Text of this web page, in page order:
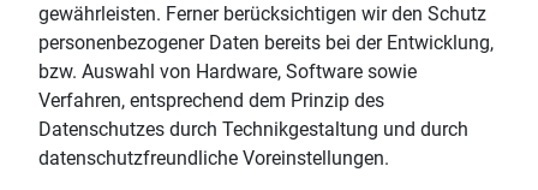
gewährleisten. Ferner berücksichtigen wir den Schutz
personenbezogener Daten bereits bei der Entwicklung,
bzw. Auswahl von Hardware, Software sowie
Verfahren, entsprechend dem Prinzip des
Datenschutzes durch Technikgestaltung und durch
datenschutzfreundliche Voreinstellungen.